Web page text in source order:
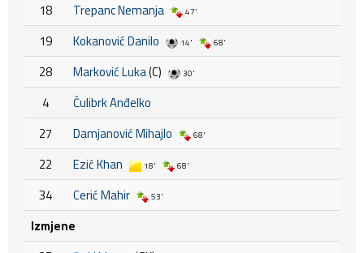
18 Trepanc Nemanja 47'
19 Kokanović Danilo 14' 68'
28 Marković Luka(C) 30'
4
Ćulibrk Anđelko
27
Damjanović Mihajlo 68'
22 Ezić Khan 18' 68'
34 Cerić Mahir 53'
Izmjene